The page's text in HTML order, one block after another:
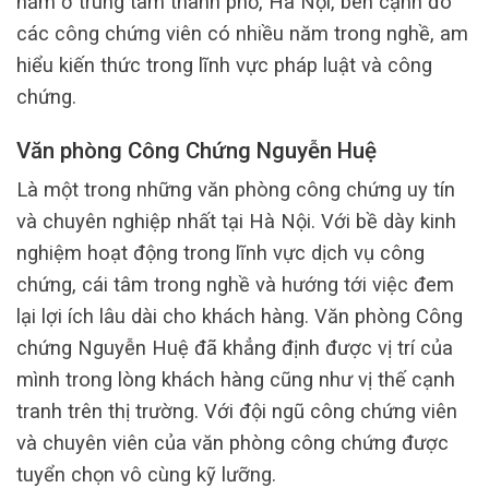
các công chứng viên có nhiều năm trong nghề, am
hiểu kiến thức trong lĩnh vực pháp luật và công
chứng.
Văn phòng Công Chứng Nguyễn Huệ
Là một trong những văn phòng công chứng uy tín
và chuyên nghiệp nhất tại Hà Nội. Với bề dày kinh
nghiệm hoạt động trong lĩnh vực dịch vụ công
chứng, cái tâm trong nghề và hướng tới việc đem
lại lợi ích lâu dài cho khách hàng. Văn phòng Công
chứng Nguyễn Huệ đã khẳng định được vị trí của
mình trong lòng khách hàng cũng như vị thế cạnh
tranh trên thị trường. Với đội ngũ công chứng viên
và chuyên viên của văn phòng công chứng được
tuyển chọn vô cùng kỹ lưỡng.